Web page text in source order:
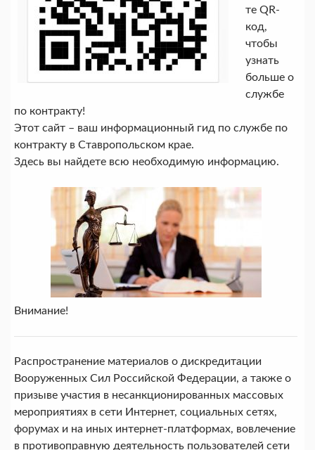
те QR-
код,
чтобы
узнать
больше о
службе
по контракту!
Этот сайт – ваш информационный гид по службе по
контракту в Ставропольском крае.
Здесь вы найдете всю необходимую информацию.
Внимание!
Распространение материалов о дискредитации
Вооруженных Сил Российской Федерации, а также о
призыве участия в несанкционированных массовых
мероприятиях в сети Интернет, социальных сетях,
форумах и на иных интернет-платформах, вовлечение
в противоправную деятельность пользователей сети